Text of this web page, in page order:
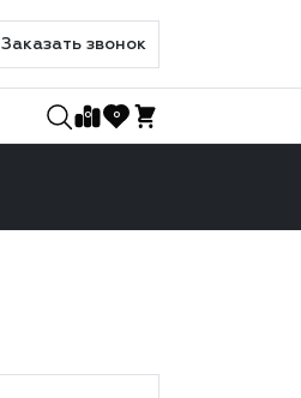
Заказать звонок
0 0